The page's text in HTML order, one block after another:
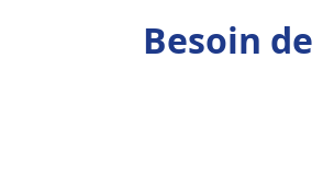
Besoin